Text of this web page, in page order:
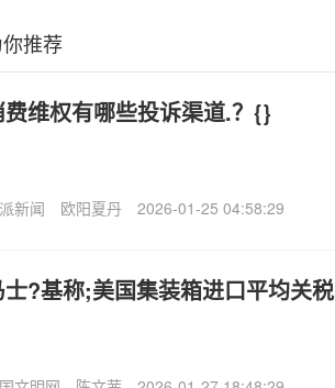
推荐
维权有哪些投诉渠道.？{}
新闻 欧阳夏丹 2026-01-25 04:58:29
士?基称;美国集装箱进口平均关